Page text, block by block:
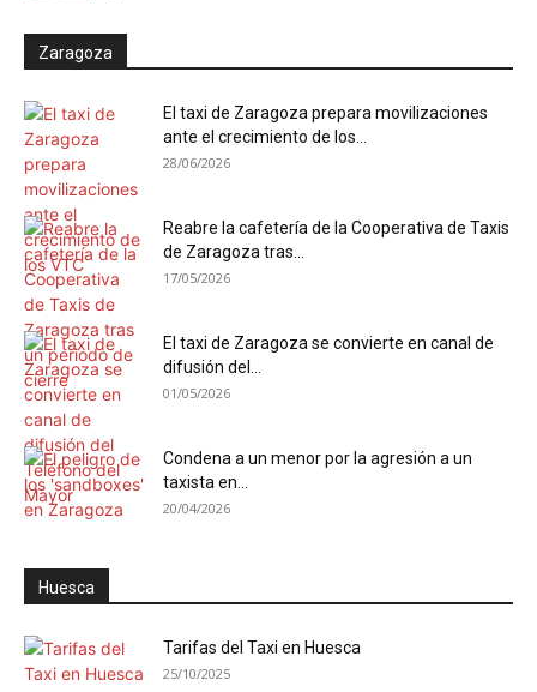
Zaragoza
El taxi de Zaragoza prepara movilizaciones
ante el crecimiento de los...
28/06/2026
Reabre la cafetería de la Cooperativa de Taxis
de Zaragoza tras...
17/05/2026
El taxi de Zaragoza se convierte en canal de
difusión del...
01/05/2026
Condena a un menor por la agresión a un
taxista en...
20/04/2026
Huesca
Tarifas del Taxi en Huesca
25/10/2025